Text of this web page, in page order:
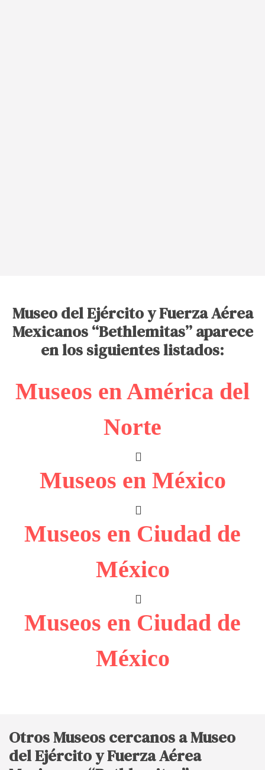
Museo del Ejército y Fuerza Aérea
Mexicanos “Bethlemitas” aparece
en los siguientes listados:
Museos en América del
Norte
Museos en México
Museos en Ciudad de
México
Museos en Ciudad de
México
Otros Museos cercanos a Museo
del Ejército y Fuerza Aérea